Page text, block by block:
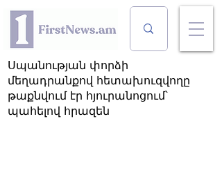
Սպանության փորձի
մեղադրանքով հետախուզվողը
թաքնվում էր հյուրանոցում՝
պահելով հրազեն